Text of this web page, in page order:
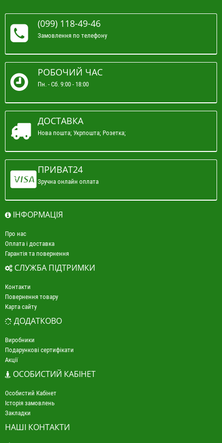
(099) 118-49-46
Замовлення по телефону
РОБОЧИЙ ЧАС
Пн. - Сб. 9:00 - 18:00
ДОСТАВКА
Нова пошта; Укрпошта; Розетка;
ПРИВАТ24
Зручна онлайн оплата
ІНФОРМАЦІЯ
Про нас
Оплата і доставка
Гарантія та повернення
СЛУЖБА ПІДТРИМКИ
Контакти
Повернення товару
Карта сайту
ДОДАТКОВО
Виробники
Подарункові сертифікати
Акції
ОСОБИСТИЙ КАБІНЕТ
Особистий Кабінет
Історія замовлень
Закладки
НАШІ КОНТАКТИ